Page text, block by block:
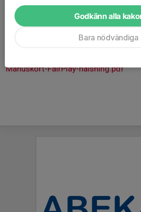
Fair Play-hälsning.
Manuskort-FairPlay-hälsning.pdf
Godkänn alla
Bara nödvändiga